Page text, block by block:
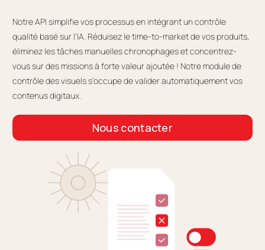
Notre API simplifie vos processus en intégrant un contrôle
qualité basé sur l’IA. Réduisez le time-to-market de vos produits,
éliminez les tâches manuelles chronophages et concentrez-
vous sur des missions à forte valeur ajoutée ! Notre module de
contrôle des visuels s’occupe de valider automatiquement vos
contenus digitaux.
Nous contacter